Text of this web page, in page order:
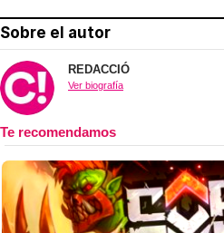
Sobre el autor
REDACCIÓ
Ver biografía